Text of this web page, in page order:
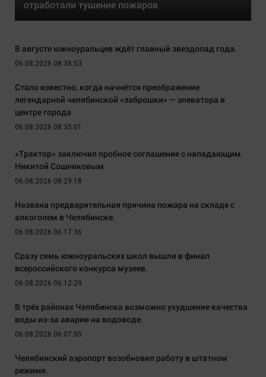
отработали тушение пожаров
В августе южноуральцев ждёт главный звездопад года.
06.08.2026 08:38:53
Стало известно, когда начнётся преображение
легендарной челябинской «заброшки» — элеватора в
центре города
06.08.2026 08:35:01
«Трактор» заключил пробное соглашение с нападающим
Никитой Сошниковым
06.08.2026 08:29:18
Названа предварительная причина пожара на складе с
алкоголем в Челябинске.
06.08.2026 06:17:36
Сразу семь южноуральских школ вышли в финал
всероссийского конкурса музеев.
06.08.2026 06:12:29
В трёх районах Челябинска возможно ухудшение качества
воды из-за аварии на водоводе.
06.08.2026 06:07:55
Челябинский аэропорт возобновил работу в штатном
режиме.